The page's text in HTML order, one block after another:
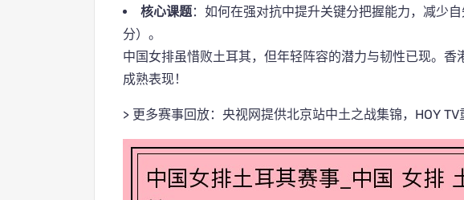
核心课题：如何在强对抗中提升关键分把握能力，减少
分）。
中国女排虽惜败土耳其，但年轻阵容的潜力与韧性已现。香
成熟表现！
> 更多赛事回放：央视网提供北京站中土之战集锦，HOY TV